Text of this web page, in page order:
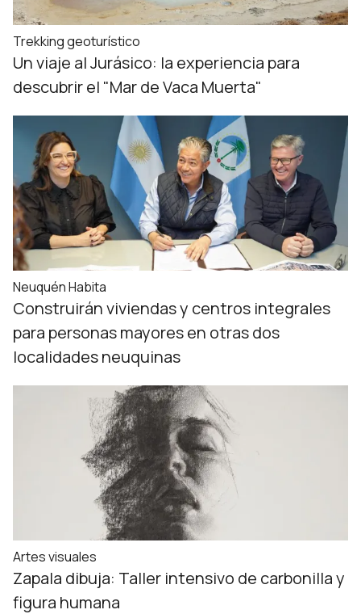
Trekking geoturístico
Un viaje al Jurásico: la experiencia para
descubrir el "Mar de Vaca Muerta"
Neuquén Habita
Construirán viviendas y centros integrales
para personas mayores en otras dos
localidades neuquinas
Artes visuales
Zapala dibuja: Taller intensivo de carbonilla y
figura humana